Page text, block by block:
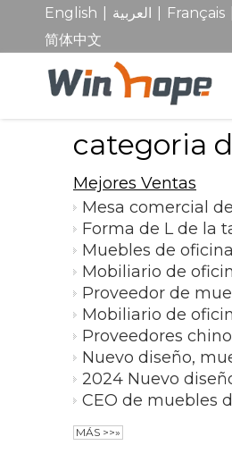
English العربية Français
简体中文
categoria
Mejores Ventas
MÁS >>»